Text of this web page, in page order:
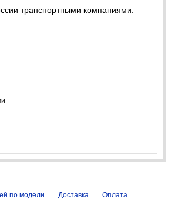
транспортными компаниями:
по модели Доставка Оплата